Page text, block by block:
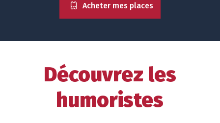
Acheter mes places
Découvrez les
humoristes